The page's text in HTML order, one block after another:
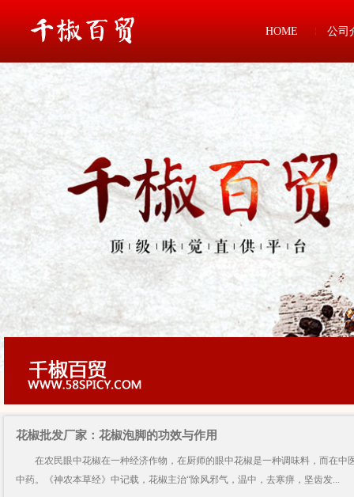
HOME 公司
花椒批发厂家：花椒泡脚的功效与作用
在农民眼中花椒在一种经济作物，在厨师的眼中花椒是一种调味料，而在中
中药。《神农本草经》中记载，花椒主治“除风邪气，温中，去寒痹，坚齿发...